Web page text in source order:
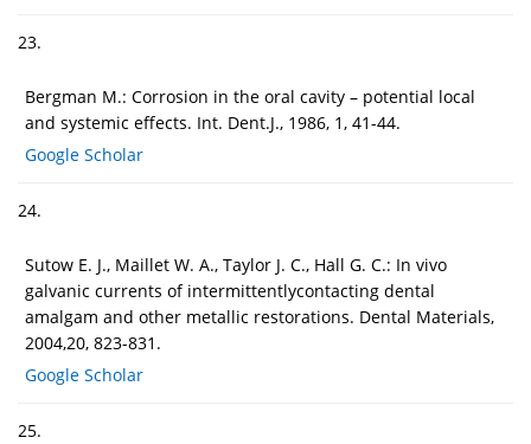
23.
Bergman M.: Corrosion in the oral cavity – potential local
and systemic effects. Int. Dent.J., 1986, 1, 41-44.
Google Scholar
24.
Sutow E. J., Maillet W. A., Taylor J. C., Hall G. C.: In vivo
galvanic currents of intermittentlycontacting dental
amalgam and other metallic restorations. Dental Materials,
2004,20, 823-831.
Google Scholar
25.